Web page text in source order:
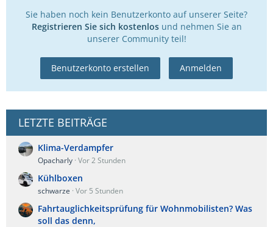
Sie haben noch kein Benutzerkonto auf unserer Seite?
Registrieren Sie sich kostenlosund nehmen Sie an
unserer Community teil!
Benutzerkonto erstellen Anmelden
LETZTE BEITRÄGE
Klima-Verdampfer
Opacharly Vor 2 Stunden
Kühlboxen
schwarze Vor 5 Stunden
Fahrtauglichkeitsprüfung für Wohnmobilisten? Was
soll das denn,